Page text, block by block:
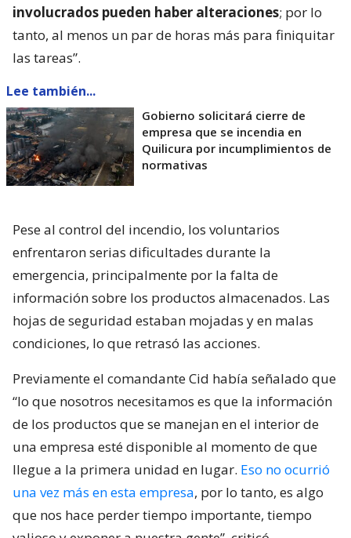
involucrados pueden haber alteraciones; por lo
tanto, al menos un par de horas más para finiquitar
las tareas”.
Lee también...
Gobierno solicitará cierre de
empresa que se incendia en
Quilicura por incumplimientos de
normativas
Pese al control del incendio, los voluntarios
enfrentaron serias dificultades durante la
emergencia, principalmente por la falta de
información sobre los productos almacenados. Las
hojas de seguridad estaban mojadas y en malas
condiciones, lo que retrasó las acciones.
Previamente el comandante Cid había señalado que
“lo que nosotros necesitamos es que la información
de los productos que se manejan en el interior de
una empresa esté disponible al momento de que
llegue a la primera unidad en lugar. Eso no ocurrió
una vez más en esta empresa, por lo tanto, es algo
que nos hace perder tiempo importante, tiempo